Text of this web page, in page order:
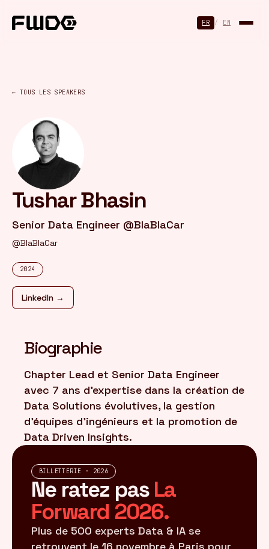
FR / EN
FR / EN
← TOUS LES SPEAKERS
Tushar Bhasin
Senior Data Engineer @BlaBlaCar
@BlaBlaCar
2024
LinkedIn →
Biographie
Chapter Lead et Senior Data Engineer
avec 7 ans d'expertise dans la création de
Data Solutions évolutives, la gestion
d'équipes d'ingénieurs et la promotion de
Data Driven Insights.
BILLETTERIE · 2026
Ne ratez pas La
Forward 2026.
Plus de 500 experts Data & IA se